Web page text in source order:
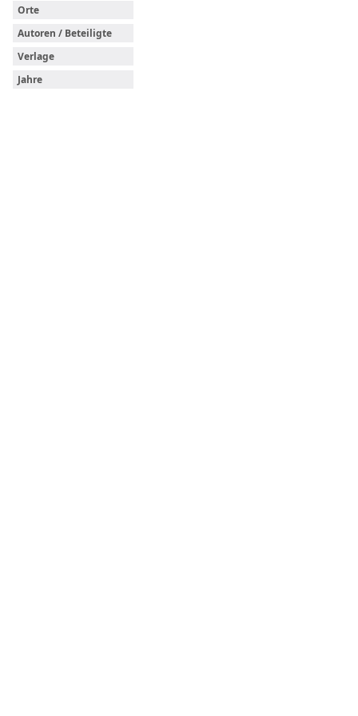
Orte
Autoren / Beteiligte
Verlage
Jahre